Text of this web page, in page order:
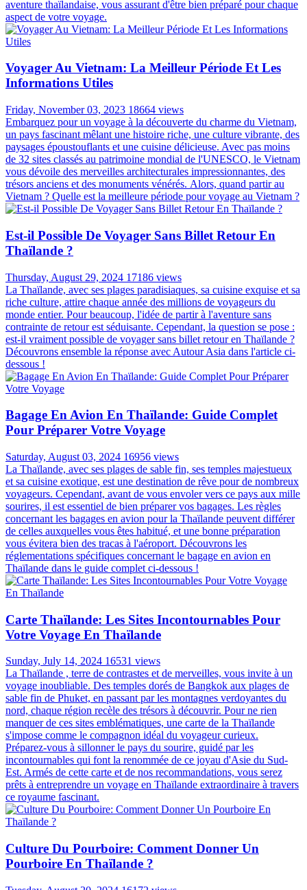
Faut-il Un Adaptateur électrique Pour Voyager En
Thaïlande ?
Wednesday, August 28, 2024 32484 views
Lorsqu'on prépare un voyage à l'étranger, on pense souvent à la
aspect crucial est souvent négligé: la compatibilité de nos appareils
électriques avec le système électrique local. C'est particulièrement
vrai pour un voyage en Thaïlande, où le système électrique diffère
de celui de la France. Dans cet article, nous allons explorer en détail
ce que vous devez savoir sur les prises électriques en Thaïlande et si
vous aurez besoin d'un adaptateur pour la Thaïlande pour vos
appareils.
Vêtements De Voyage En Thaïlande: Comment
S'habiller En Thaïlande?
Saturday, August 24, 2024 21838 views
Vous prévoyez un voyage en Thaïlande ? L'une des questions les
plus importantes à se poser en faisant vos bagages est comment
s'habiller en Thaïlande . Le climat tropical du pays, ses paysages
variés et son riche patrimoine culturel influencent tous le choix des
vêtements de voyage en Thaïlande appropriés. Des rues animées de
la ville aux temples sereins en passant par les plages immaculées,
chaque environnement nécessite des choix vestimentaires différents.
Dans ce guide, nous explorerons comment s'habiller
confortablement, respectueusement et avec style pendant votre
aspect de votre voyage.
Voyager Au Vietnam: La Meilleur Période Et Les
Informations Utiles
Friday, November 03, 2023 18664 views
Embarquez pour un voyage à la découverte du charme du Vietnam,
un pays fascinant mêlant une histoire riche, une culture vibrante, des
paysages époustouflants et une cuisine délicieuse. Avec pas moins
de 32 sites classés au patrimoine mondial de l'UNESCO, le Vietnam
vous dévoile des merveilles architecturales impressionnantes, des
trésors anciens et des monuments vénérés. Alors, quand partir au
Vietnam ? Quelle est la meilleure période pour voyage au Vietnam ?
Est-il Possible De Voyager Sans Billet Retour En
Thaïlande ?
Thursday, August 29, 2024 17186 views
La Thaïlande, avec ses plages paradisiaques, sa cuisine exquise et sa
riche culture, attire chaque année des millions de voyageurs du
monde entier. Pour beaucoup, l'idée de partir à l'aventure sans
contrainte de retour est séduisante. Cependant, la question se pose :
est-il vraiment possible de voyager sans billet retour en Thaïlande ?
Découvrons ensemble la réponse avec Autour Asia dans l'article ci-
dessous !
Bagage En Avion En Thaïlande: Guide Complet
Pour Préparer Votre Voyage
Saturday, August 03, 2024 16956 views
La Thaïlande, avec ses plages de sable fin, ses temples majestueux